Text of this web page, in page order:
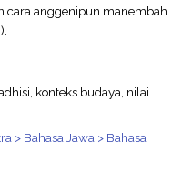
cara anggenipun manembah
konteks budaya, nilai
> Bahasa Jawa > Bahasa